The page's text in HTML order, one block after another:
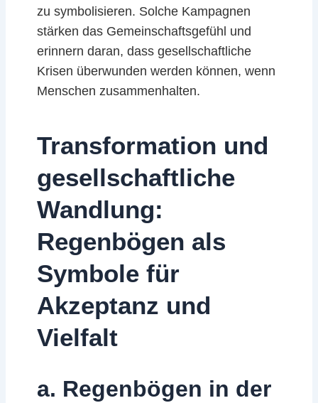
zu symbolisieren. Solche Kampagnen
stärken das Gemeinschaftsgefühl und
erinnern daran, dass gesellschaftliche
Krisen überwunden werden können, wenn
Menschen zusammenhalten.
Transformation und
gesellschaftliche
Wandlung:
Regenbögen als
Symbole für
Akzeptanz und
Vielfalt
a. Regenbögen in der